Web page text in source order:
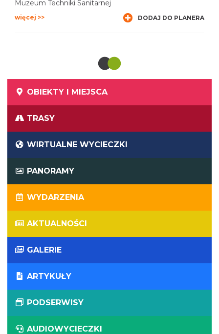
Muzeum Techniki Sanitarnej
więcej >> DODAJ DO PLANERA
OBIEKTY I MIEJSCA
TRASY
WIRTUALNE WYCIECZKI
PANORAMY
WYDARZENIA
AKTUALNOŚCI
GALERIE
ARTYKUŁY
PODSERWISY
AUDIOWYCIECZKI